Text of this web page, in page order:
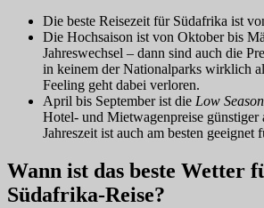
Die beste Reisezeit für Südafrika ist
Die Hochsaison ist von Oktober bis
Jahreswechsel – dann sind auch die
in keinem der Nationalparks wirklich
Feeling geht dabei verloren.
April bis September ist die Low Season
Hotel- und Mietwagenpreise günstiger
Jahreszeit ist auch am besten
Wann ist das beste Wetter
Südafrika-Reise?